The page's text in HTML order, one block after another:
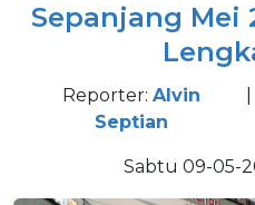
Sepanjang Mei
Reporter: Alvin
Septian
Sabtu 09-05-